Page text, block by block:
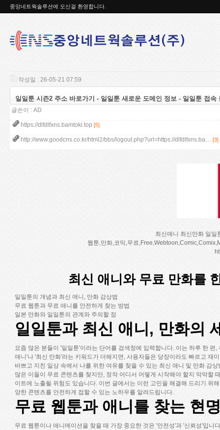
중앙네트웍솔루션에 오신걸 환영합니다.
작성일 : 26-05-21 07:59
일일툰 시즌2 주소 바로가기 - 일일툰 새로운 도메인 정보 - 일일툰 접
글쓴이 : AD
https://dlfdlfxns.bamtoki.top [5]
http://www.goodcns.co.kr/html2/bbs/logout.php?url=https://dlfdlfxns.ba… [3]
최신애니 최신만화 일일
웹툰,만화,코믹,무료
최신 애니와 무료 만화를
일일툰의 개념과 최신 애니, 만화 감상법
무료 웹툰과 무료 애니를 안전하게 찾는 방법
일본 만화와 일일툰의 관계와 주의할 점
일일툰과 최신 애니, 만화의
요즘 많은 분들이 '일일툰'이라는 단어를 검색창에 입력합니다. 이는 하루 한
애니'나 '최신 만화'라는 키워드가 더해지면, 사용자들은 당장이라도 빠르고 재
바쁘고 지친 일상 속에서 나를 위한 여유를 찾을 수 있는 최신 애니 및 만화 감
많은 이들이 무료 콘텐츠를 찾지만, 정작 어디서 어떻게 시작해야 할지 막막할
이트에 노출될 위험도 있습니다. 이번 글에서는 이런 고민을 해결해 드리기 위
양한 콘텐츠를 안전하게 접할 수 있는 노하우를 알려드립니다.
무료 웹툰과 애니를 찾는 현
무료 웹툰이나 애니메이션을 찾을 때 가장 중요한 것은 '안전성'과 '신뢰성'입